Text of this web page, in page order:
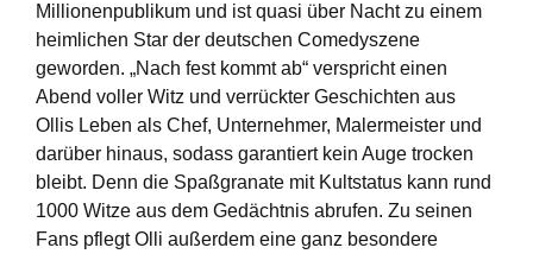
Millionenpublikum und ist quasi über Nacht zu einem
heimlichen Star der deutschen Comedyszene
geworden. „Nach fest kommt ab“ verspricht einen
Abend voller Witz und verrückter Geschichten aus
Ollis Leben als Chef, Unternehmer, Malermeister und
darüber hinaus, sodass garantiert kein Auge trocken
bleibt. Denn die Spaßgranate mit Kultstatus kann rund
1000 Witze aus dem Gedächtnis abrufen. Zu seinen
Fans pflegt Olli außerdem eine ganz besondere